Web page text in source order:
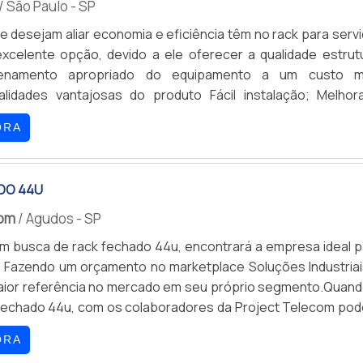
foco total na qualidade.REFERÊNCIA DE QUALIDADE
na GSS Fixações tem o que há de melhor no
A empresa oferece opções como calha com 8
acessórios com ótima qualidade e proteção.A
com um atendimento qualificado, através de
e cuidadosos, que entendem a necessidade de cada
investidos valores consideráveis em instalações
a eficiência da marca.A GSS Fixações é uma
entrega de excelência de ponta a ponta.
São Paulo - SP
desejam aliar economia e eficiência têm no rack para
opção, devido a ele oferecer a qualidade
apropriado do equipamento a um custo
vantajosas do produto Fácil instalação; Melhora o
de operações de manutenção; Ampla vida útil;
elemento que pode ser aplicado em sistema
salas de telecomunicações, salas de equipamento
44U
/ Agudos - SP
busca de rack fechado 44u, encontrará a empresa ideal
um orçamento no marketplace Soluções
referência no mercado em seu próprio
44u, com os colaboradores da Project Telecom
com comprometimento com os resultados
INTERESSANTES SOBRE RACK FECHADO